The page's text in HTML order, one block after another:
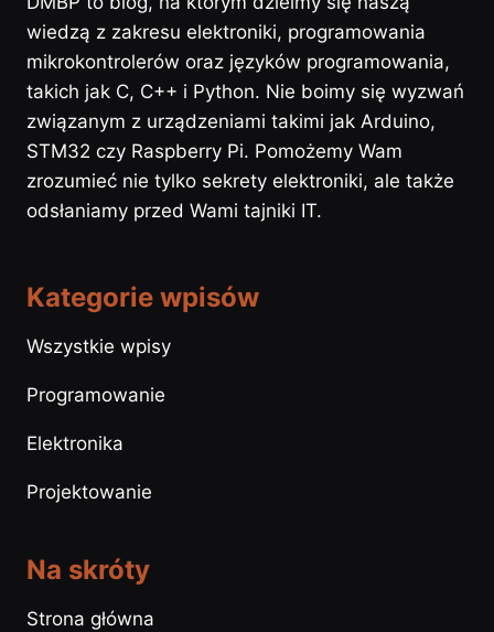
wiedzą z zakresu elektroniki, programowania
mikrokontrolerów oraz języków programowania,
takich jak C, C++ i Python. Nie boimy się wyzwań
związanym z urządzeniami takimi jak Arduino,
STM32 czy Raspberry Pi. Pomożemy Wam
zrozumieć nie tylko sekrety elektroniki, ale także
odsłaniamy przed Wami tajniki IT.
Kategorie wpisów
Wszystkie wpisy
Programowanie
Elektronika
Projektowanie
Na skróty
Strona główna